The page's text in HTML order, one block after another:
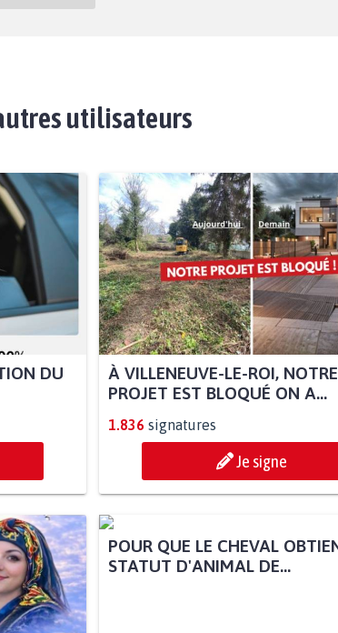
utilisateurs
DU
À VILLENEUVE-LE-ROI, NOTRE
PROJET EST BLOQUÉ ON A...
1.836 signatures
Je signe